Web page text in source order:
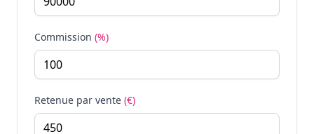
Commission (%)
Retenue par vente (€)